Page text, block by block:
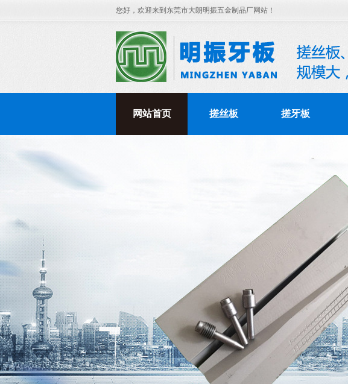
您好，欢迎来到东莞市大朗明振五金制品厂网站！
网站首页 搓丝板 搓牙板